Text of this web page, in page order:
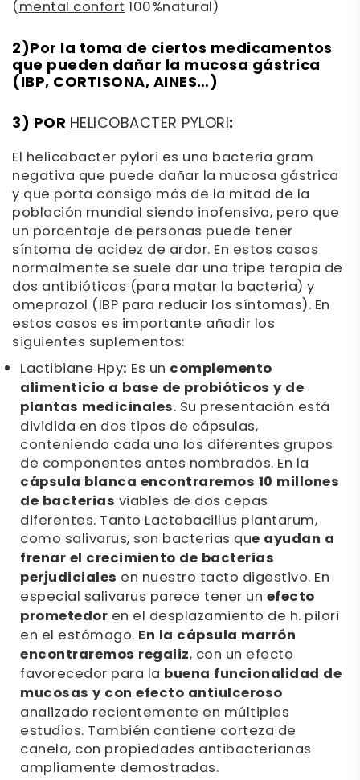
(mental confort100%natural)
2)Por la toma de ciertos medicamentos
que pueden dañar la mucosa gástrica
(IBP, CORTISONA, AINES…)
3) PORHELICOBACTER PYLORI:
El helicobacter pylori es una bacteria gram
negativa que puede dañar la mucosa gástrica
y que porta consigo más de la mitad de la
población mundial siendo inofensiva, pero que
un porcentaje de personas puede tener
síntoma de acidez de ardor. En estos casos
normalmente se suele dar una tripe terapia de
dos antibióticos (para matar la bacteria) y
omeprazol (IBP para reducir los síntomas). En
estos casos es importante añadir los
siguientes suplementos:
Lactibiane Hpy: Es un complemento
alimenticio a base de probióticos y de
plantas medicinales. Su presentación está
dividida en dos tipos de cápsulas,
conteniendo cada uno los diferentes grupos
de componentes antes nombrados. En la
cápsula blanca encontraremos 10 millones
de bacterias viables de dos cepas
diferentes. Tanto Lactobacillus plantarum,
como salivarus, son bacterias que ayudan a
frenar el crecimiento de bacterias
perjudiciales en nuestro tacto digestivo. En
especial salivarus parece tener un efecto
prometedor en el desplazamiento de h. pilori
en el estómago. En la cápsula marrón
encontraremos regaliz, con un efecto
favorecedor para la buena funcionalidad de
mucosas y con efecto antiulceroso
analizado recientemente en múltiples
estudios. También contiene corteza de
canela, con propiedades antibacterianas
ampliamente demostradas.